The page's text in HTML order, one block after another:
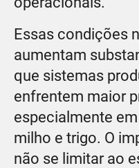
Essas condições
aumentam
que sistemas
enfrentem maior
especialmente
milho e trigo. O
não se limitar ao